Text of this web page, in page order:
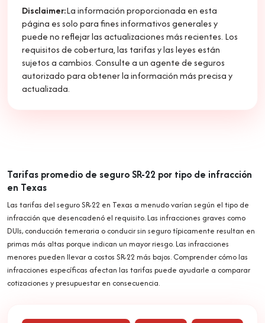
Disclaimer:La información proporcionada en esta
página es solo para fines informativos generales y
puede no reflejar las actualizaciones más recientes. Los
requisitos de cobertura, las tarifas y las leyes están
sujetos a cambios. Consulte a un agente de seguros
autorizado para obtener la información más precisa y
actualizada.
Tarifas promedio de seguro SR-22 por tipo de infracción
en Texas
Las tarifas del seguro SR-22 en Texas a menudo varían según el tipo de
infracción que desencadenó el requisito. Las infracciones graves como
DUIs, conducción temeraria o conducir sin seguro típicamente resultan en
primas más altas porque indican un mayor riesgo. Las infracciones
menores pueden llevar a costos SR-22 más bajos. Comprender cómo las
infracciones específicas afectan las tarifas puede ayudarle a comparar
cotizaciones y presupuestar en consecuencia.